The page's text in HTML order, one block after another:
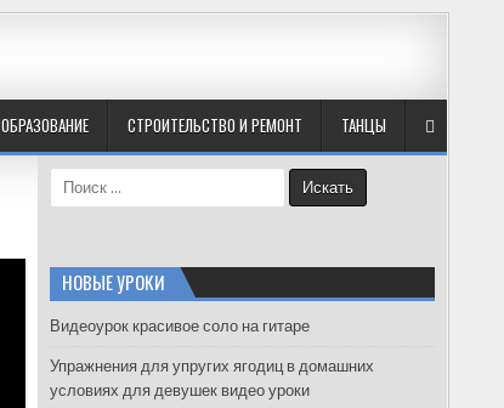
ОБРАЗОВАНИЕ СТРОИТЕЛЬСТВО И РЕМОНТ ТАНЦЫ
e
h
f
r
:
НОВЫЕ УРОКИ
Видеоурок красивое соло на гитаре
Упражнения для упругих ягодиц в домашних
условиях для девушек видео уроки